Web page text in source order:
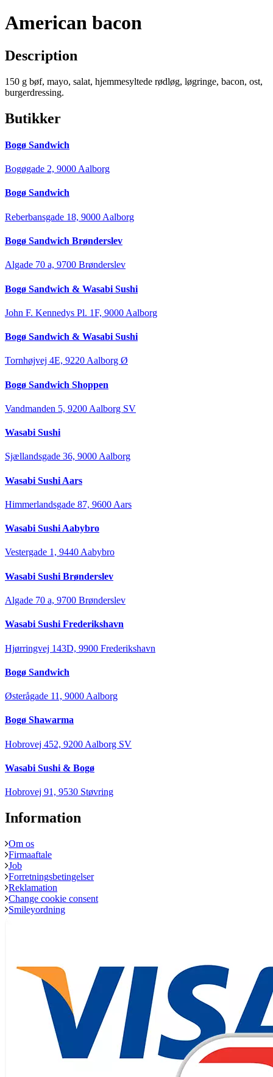
American bacon
Description
150 g bøf, mayo, salat, hjemmesyltede rødløg, løgringe, bacon, ost,
burgerdressing.
Butikker
Bogø Sandwich
Bogøgade 2, 9000 Aalborg
Bogø Sandwich
Reberbansgade 18, 9000 Aalborg
Bogø Sandwich Brønderslev
Algade 70 a, 9700 Brønderslev
Bogø Sandwich & Wasabi Sushi
John F. Kennedys Pl. 1F, 9000 Aalborg
Bogø Sandwich & Wasabi Sushi
Tornhøjvej 4E, 9220 Aalborg Ø
Bogø Sandwich Shoppen
Vandmanden 5, 9200 Aalborg SV
Wasabi Sushi
Sjællandsgade 36, 9000 Aalborg
Wasabi Sushi Aars
Himmerlandsgade 87, 9600 Aars
Wasabi Sushi Aabybro
Vestergade 1, 9440 Aabybro
Wasabi Sushi Brønderslev
Algade 70 a, 9700 Brønderslev
Wasabi Sushi Frederikshavn
Hjørringvej 143D, 9900 Frederikshavn
Bogø Sandwich
Østerågade 11, 9000 Aalborg
Bogø Shawarma
Hobrovej 452, 9200 Aalborg SV
Wasabi Sushi & Bogø
Hobrovej 91, 9530 Støvring
Information
Om os
Firmaaftale
Job
Forretningsbetingelser
Reklamation
Change cookie consent
Smileyordning